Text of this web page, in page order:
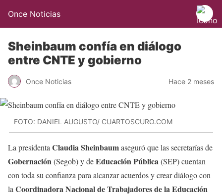
Once Noticias
Sheinbaum confía en diálogo
entre CNTE y gobierno
Once Noticias Hace 2 meses
FOTO: DANIEL AUGUSTO/ CUARTOSCURO.COM
La presidenta Claudia Sheinbaumaseguró que las secretarías de
Gobernación(Segob) y deEducación Pública(SEP) cuentan
con toda su confianza para alcanzar acuerdos y crear diálogo con
la Coordinadora Nacional de Trabajadores de la Educación